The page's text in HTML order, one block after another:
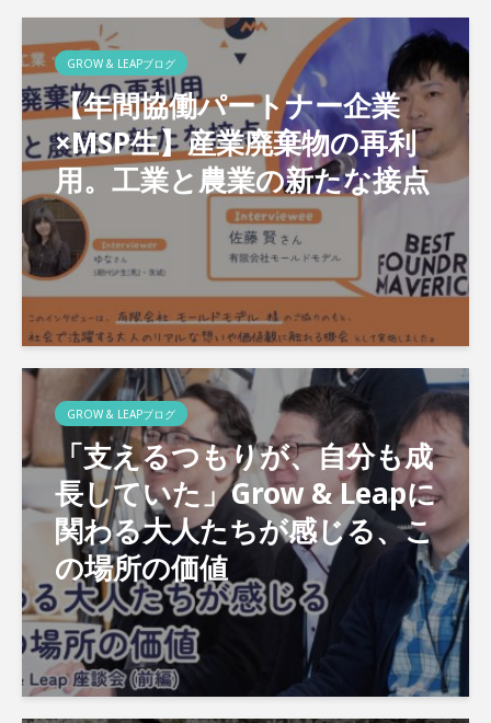
GROW & LEAPブログ
【年間協働パートナー企業
×MSP生】産業廃棄物の再利
用。工業と農業の新たな接点
GROW & LEAPブログ
「支えるつもりが、自分も成
長していた」Grow & Leapに
関わる大人たちが感じる、こ
の場所の価値